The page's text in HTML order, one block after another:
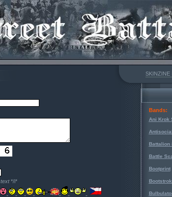
SKINZINE
text*/i*
Bands:
Ani Krok
Battalion
Battle
Bootprint